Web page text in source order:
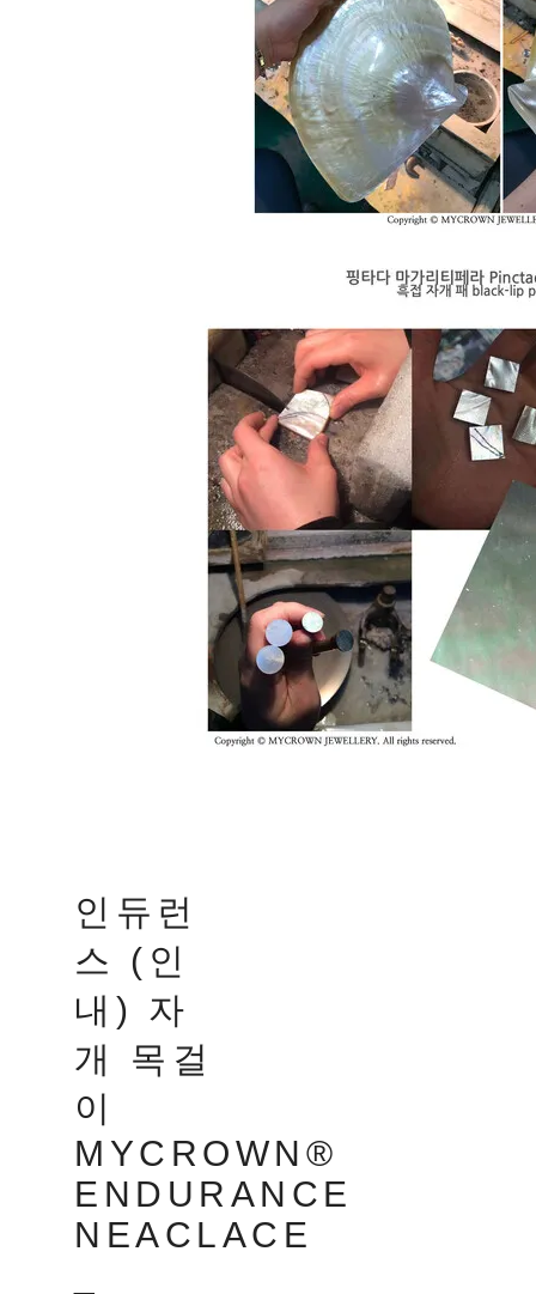
인듀런
스 (인
내) 자
개 목걸
이
MYCROWN®
ENDURANCE
NEACLACE